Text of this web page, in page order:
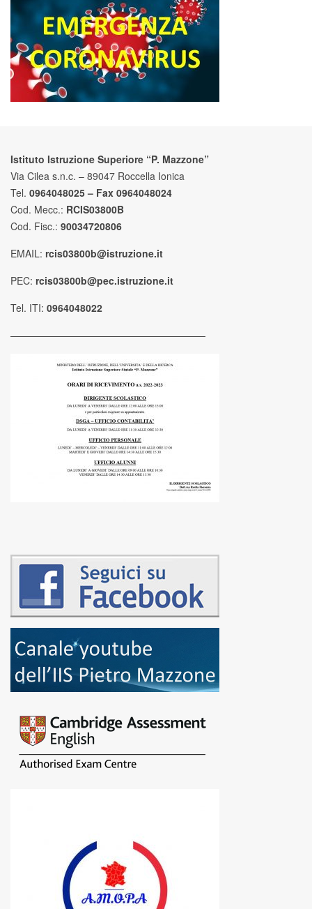
Istituto Istruzione Superiore “P. Mazzone”
Via Cilea s.n.c. – 89047 Roccella Ionica
Tel. 0964048025 – Fax 0964048024
Cod. Mecc.: RCIS03800B
Cod. Fisc.: 90034720806
EMAIL: rcis03800b@istruzione.it
PEC: rcis03800b@pec.istruzione.it
Tel. ITI: 0964048022
————————————————————